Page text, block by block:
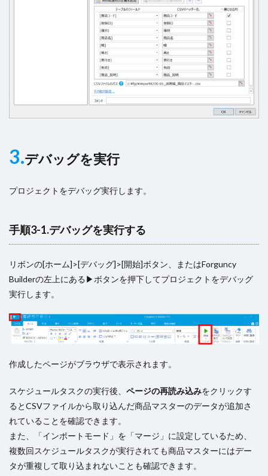
3.デバッグを実行
プロジェクトをデバッグ実行します。
手順3-1.デバッグを実行する
リボンの[ホーム]>[デバッグ]>[開始]ボタン、またはForguncy
Builderの左上にある▶ボタンを押下してプロジェクトをデバッグ
実行します。
作成したページがブラウザで表示されます。
スケジュールタスクの実行後、 ページの再読み込みをクリックす
るとCSVファイルから取り込んだ商品マスターのデータが追加さ
れていることを確認できます。
また、「インポートモード」を「マージ」に設定しているため、
複数回スケジュールタスクが実行されても商品マスターにはデー
タが重複して取り込まれないことも確認できます。